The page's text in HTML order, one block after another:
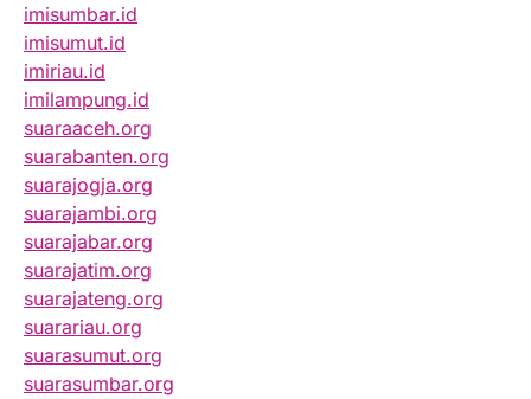
imisumbar.id
imisumut.id
imiriau.id
imilampung.id
suaraaceh.org
suarabanten.org
suarajogja.org
suarajambi.org
suarajabar.org
suarajatim.org
suarajateng.org
suarariau.org
suarasumut.org
suarasumbar.org